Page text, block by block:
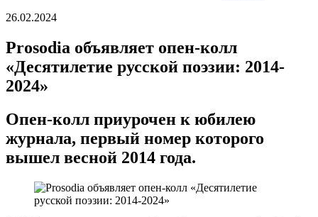
26.02.2024
Prosodia объявляет опен-колл
«Десятилетие русской поэзии: 2014-
2024»
Опен-колл приурочен к юбилею
журнала, первый номер которого
вышел весной 2014 года.